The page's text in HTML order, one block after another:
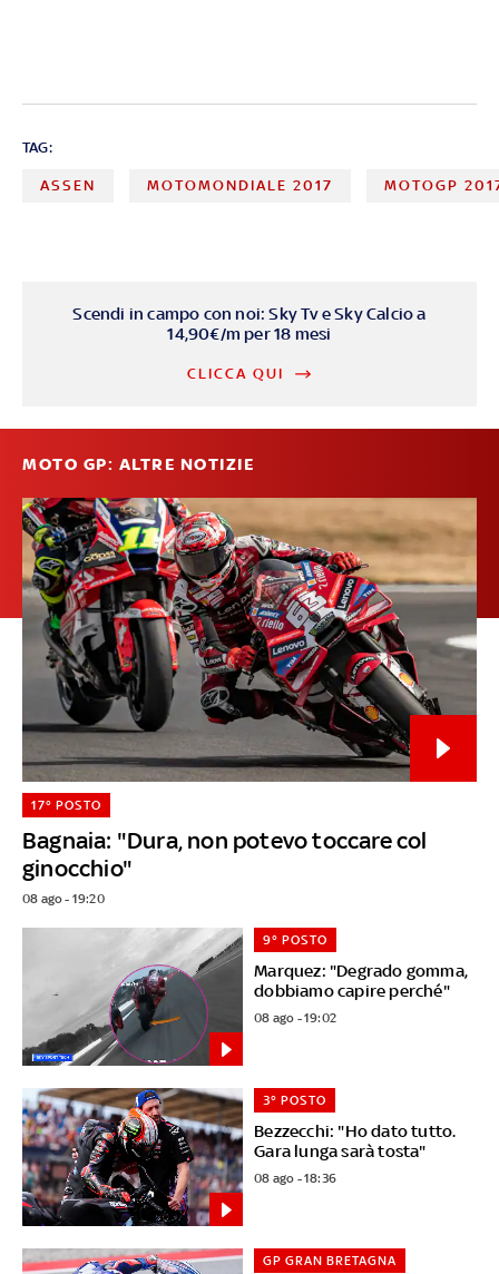
TAG:
ASSEN MOTOMONDIALE 2017 MOTOGP
Scendi in campo con noi: Sky Tv e Sky Calcio a
14,90€/m per 18 mesi
CLICCA QUI
MOTO GP: ALTRE NOTIZIE
Bagnaia: "Dura, non potevo toccare col
ginocchio"
17° POSTO
08 ago - 19:20
Marquez: "Degrado gomma,
dobbiamo capire perché"
9° POSTO
08 ago - 19:02
Bezzecchi: "Ho dato tutto.
Gara lunga sarà tosta"
3° POSTO
08 ago - 18:36
GP GRAN BRETAGNA